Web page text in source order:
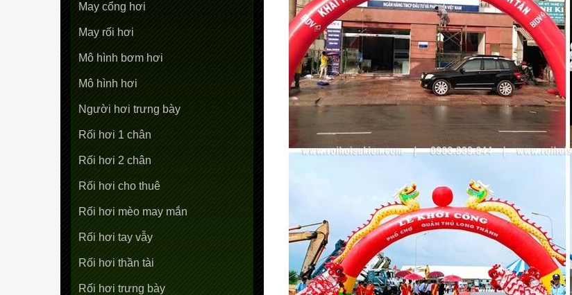
May cổng hơi
May rối hơi
Mô hình bơm hơi
Mô hình hơi
Người hơi trưng bày
Rối hơi 1 chân
Rối hơi 2 chân
Rối hơi cho thuê
Rối hơi mèo may mắn
Rối hơi tay vẫy
Rối hơi thần tài
Rối hơi trưng bày